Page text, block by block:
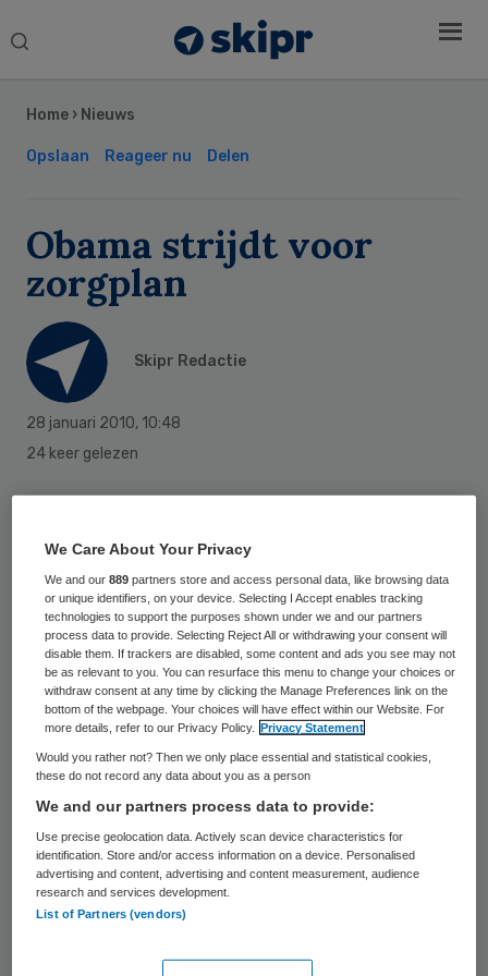
Search
Home › Nieuws
Opslaan Reageer nu Delen
Obama strijdt voor
zorgplan
Skipr Redactie
28 januari 2010, 10:48
24 keer gelezen
hervormingen in de gezondheidszorg niet
opgeven. In zijn toespraak tot het
Amerikaanse Congres stelde hij niet te
zullen weglopen van miljoenen Amerikanen
die hun verzekering zullen verliezen, te
kampen krijgen met steeds hogere kosten
of aan wie de toegang tot noodzakelijke
medische hulp geweigerd wordt.
Hervormingsplan
gezondheidszorg
Sidebar
We Care About Your Privacy
We and our889 partners store and access personal data, like browsing data
or unique identifiers, on your device. Selecting I Accept enables tracking
technologies to support the purposes shown under we and our partners
process data to provide. Selecting Reject All or withdrawing your consent will
disable them. If trackers are disabled, some content and ads you see may not
be as relevant to you. You can resurface this menu to change your choices or
withdraw consent at any time by clicking the Manage Preferences link on the
bottom of the webpage. Your choices will have effect within our Website. For
more details, refer to our Privacy Policy.
Privacy Statement
Would you rather not? Then we only place essential and statistical cookies,
these do not record any data about you as a person
We and our partners process data to provide:
Use precise geolocation data. Actively scan device characteristics for
identification. Store and/or access information on a device. Personalised
advertising and content, advertising and content measurement, audience
research and services development.
List of Partners (vendors)